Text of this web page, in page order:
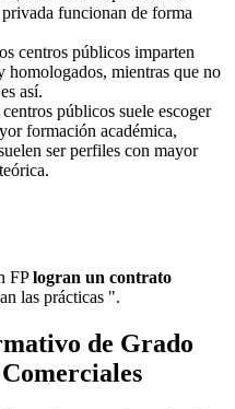
funcionan de forma
centros públicos imparten
homologados, mientras que no
así.
públicos suele escoger
formación académica,
ser perfiles con mayor
FPlogran un contrato
las prácticas ".
de Grado